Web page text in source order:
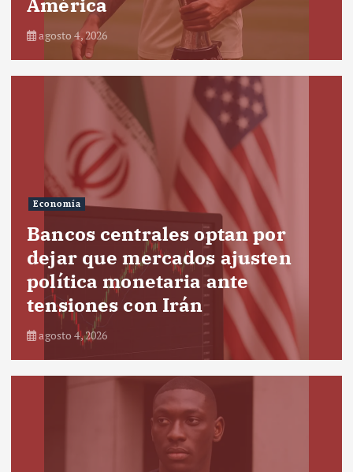
agosto 4, 2026
Economía
Bancos centrales optan por
dejar que mercados ajusten
política monetaria ante
tensiones con Irán
agosto 4, 2026